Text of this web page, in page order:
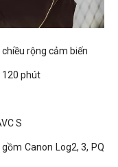
rộng cảm biến
120 phút
S
Canon Log2, 3, PQ